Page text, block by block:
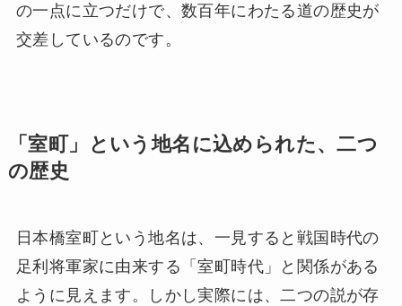
の一点に立つだけで、数百年にわたる道の歴史が
交差しているのです。
「室町」という地名に込められた、二つ
の歴史
日本橋室町という地名は、一見すると戦国時代の
足利将軍家に由来する「室町時代」と関係がある
ように見えます。しかし実際には、二つの説が存